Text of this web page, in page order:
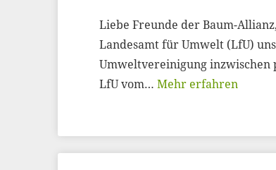
Liebe Freunde der Baum-
Landesamt für Umwelt (LfU)
Umweltvereinigung inzwischen
LfU vom…Mehr erfahren